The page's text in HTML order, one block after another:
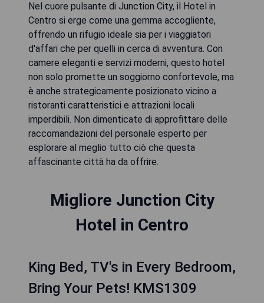
Nel cuore pulsante di Junction City, il Hotel in
Centro si erge come una gemma accogliente,
offrendo un rifugio ideale sia per i viaggiatori
d'affari che per quelli in cerca di avventura. Con
camere eleganti e servizi moderni, questo hotel
non solo promette un soggiorno confortevole, ma
è anche strategicamente posizionato vicino a
ristoranti caratteristici e attrazioni locali
imperdibili. Non dimenticate di approfittare delle
raccomandazioni del personale esperto per
esplorare al meglio tutto ciò che questa
affascinante città ha da offrire.
Migliore Junction City
Hotel in Centro
King Bed, TV's in Every Bedroom,
Bring Your Pets! KMS1309